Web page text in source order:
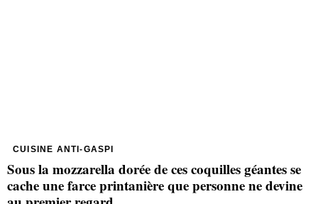
CUISINE ANTI-GASPI
Sous la mozzarella dorée de ces coquilles géantes se
cache une farce printanière que personne ne devine